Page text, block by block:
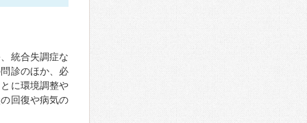
統合失調症な
診のほか、必
に環境調整や
回復や病気の